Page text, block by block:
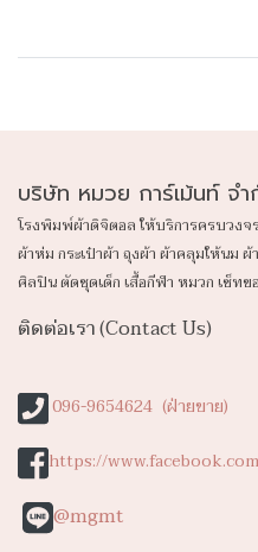
บริษัท หมวย การ์เม้นท์ จำ
โรงพิมพ์ผ้าดิจิตอล ให้บริการครบวง
ผ้าห่ม กระเป๋าผ้า ถุงผ้า ผ้าคลุมให้นม
ศิลปิน ตัดชุดเด็ก เสื้อกีฬา หมวก เซ็ทข
ติดต่อเรา (Contact Us)
096-9654624 (ฝ่ายขาย)
https://
@mgmt